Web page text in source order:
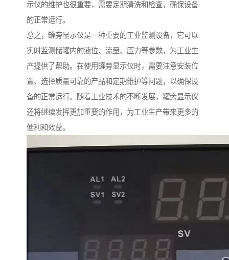
示仪的维护也很重要，需要定期清洗和检查，确保设备
的正常运行。
总之，罐旁显示仪是一种重要的工业监测设备，它可以
实时监测储罐内的液位、流量、压力等参数，为工业生
产提供了帮助。在使用罐旁显示仪时，需要注意安装位
置、选择质量可靠的产品和定期维护等问题，以确保设
备的正常运行。随着工业技术的不断发展，罐旁显示仪
还将继续发挥更加重要的作用，为工业生产带来更多的
便利和效益。